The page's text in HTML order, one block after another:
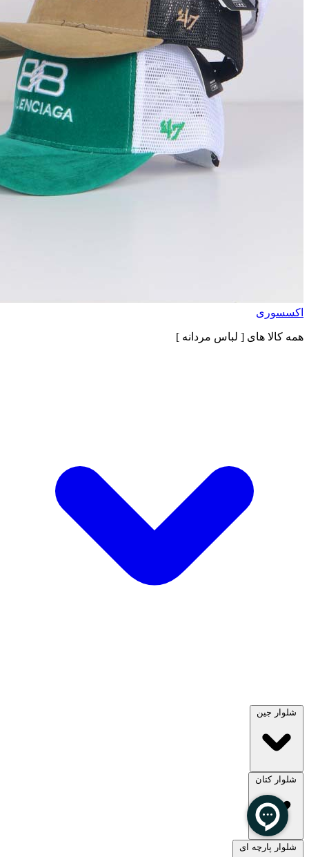
اکسسوری
همه کالا های [ لباس مردانه ]
شلوار جین
مشاهده همه
شلوار کتان
شلوار پارچه ای